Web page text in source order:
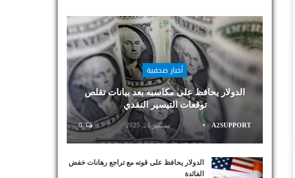
أخبار صحفية
الدولار يحافظ على مكاسبه بعد بيانات تقلص
توقعات التيسير النقدي
A2SUPPORT سبتمبر 26, 2025 0
الدولار يحافظ على قوته مع تراجع رهانات خفض
الفائدة